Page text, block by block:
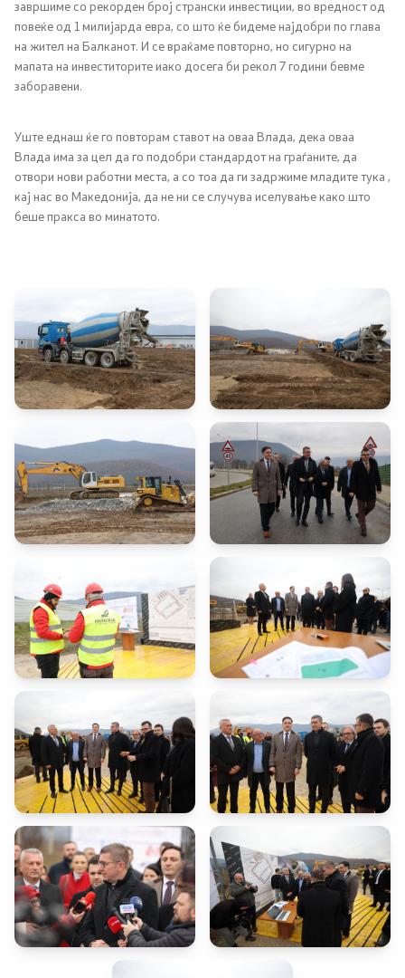
Отворена Влада
Отчетност
Финансии
Сервисни информации
Антикорупција
Регулатива
Отворени податоци
Контакт
Контакт
Изјава за пристапност
Со еден клик до сите услуги
завршиме со рекорден број странски инвестиции, во вредност од
повеќе од 1 милијарда евра, со што ќе бидеме најдобри по глава
на жител на Балканот. И се враќаме повторно, но сигурно на
мапата на инвеститорите иако досега би рекол 7 години бевме
заборавени.
Уште еднаш ќе го повторам ставот на оваа Влада, дека оваа
Влада има за цел да го подобри стандардот на граѓаните, да
отвори нови работни места, а со тоа да ги задржиме младите тука ,
кај нас во Македонија, да не ни се случува иселување како што
беше пракса во минатото.